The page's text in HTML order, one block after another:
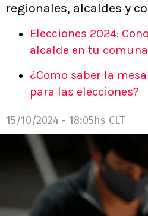
regionales, alcaldes y
Elecciones 2024:
alcalde en tu comuna
¿Como saber la
para las elecciones?
15/10/2024 - 18:05hs CLT